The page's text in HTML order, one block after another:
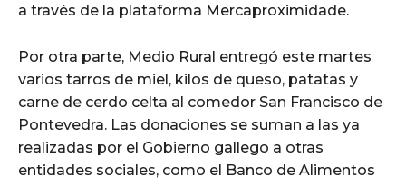
a través de la plataforma Mercaproximidade.
Por otra parte, Medio Rural entregó este martes
varios tarros de miel, kilos de queso, patatas y
carne de cerdo celta al comedor San Francisco de
Pontevedra. Las donaciones se suman a las ya
realizadas por el Gobierno gallego a otras
entidades sociales, como el Banco de Alimentos